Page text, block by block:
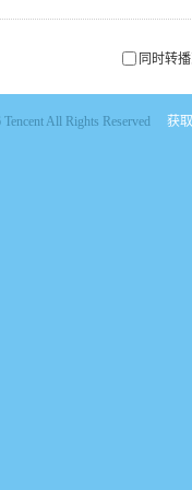
同时转
All Rights Reserved 获